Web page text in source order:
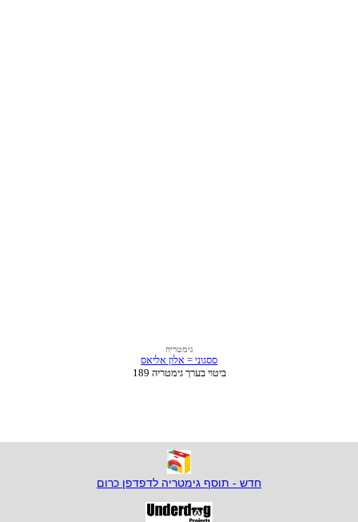
חדש - תוסף גימטריה לדפדפן כרום